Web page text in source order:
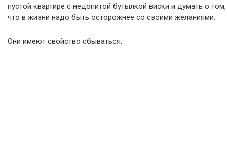
пустой квартире с недопитой бутылкой виски и думать о том,
что в жизни надо быть осторожнее со своими желаниями.
Они имеют свойство сбываться.